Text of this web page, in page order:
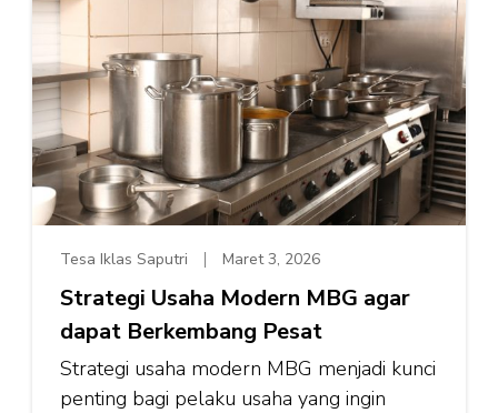
Tesa Iklas Saputri Maret 3, 2026
Strategi Usaha Modern MBG agar
dapat Berkembang Pesat
Strategi usaha modern MBG menjadi kunci
penting bagi pelaku usaha yang ingin